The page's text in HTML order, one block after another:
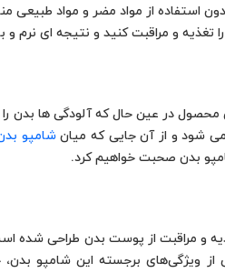
استفاده از مواد مضر و مواد
تغذیه و مراقبت کنید و نتیجه ای نرم
در عین حال که آلودگی ها بدن را
می شود و از آن جایی که میانشامپو
بدن صحبت خواهیم کرد.
و مراقبت از پوست بدن طراحی شده
ویژگی‌های برجسته این شامپو